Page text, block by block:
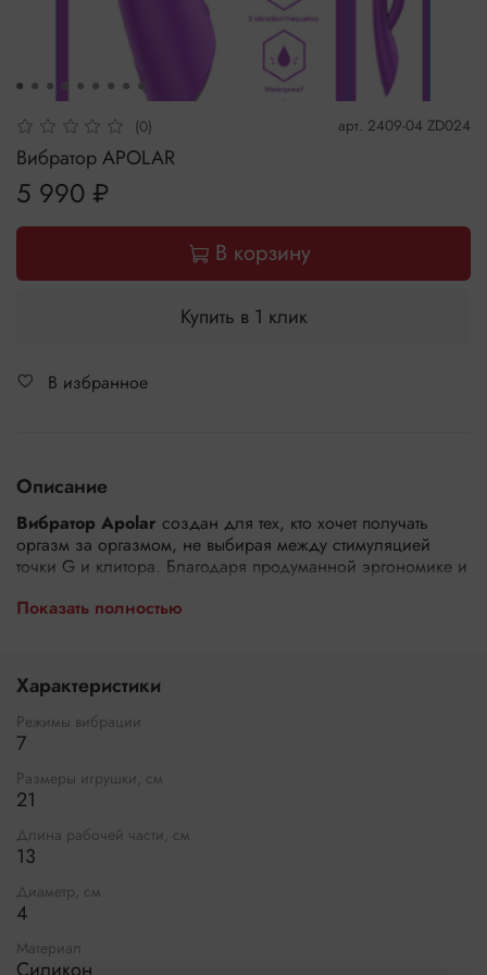
(0) арт. 2409-04 ZD024
Вибратор APOLAR
5 990 ₽
В корзину
Купить в 1 клик
В избранное
Описание
Вибратор Apolar создан для тех, кто хочет получать
оргазм за оргазмом, не выбирая между стимуляцией
точки G и клитора. Благодаря продуманной эргономике и
интенсивно воздействует на обе главные эрогенные зоны,
Изогнутая основная часть целенаправленно и мощно
массирует точку G и заднюю стенку влагалища, а нежный
лепесток у рукоятки мягко охватывает клитор, передавая
интенсивные колебания. Вместе они многократно
ускоряют путь к разрядке и делают каждую минуту
близости по-настоящему щедрой на удовольствие.
Две зоны — один вибратор: как это
работает
Зона
/ задняя
Показать полностью
Характеристики
Режимы вибрации
7
Размеры игрушки, см
21
Длина рабочей части, см
13
Диаметр, см
4
Материал